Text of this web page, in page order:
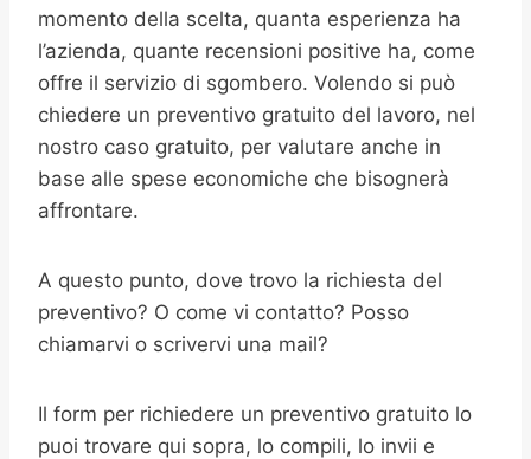
momento della scelta, quanta esperienza ha
l’azienda, quante recensioni positive ha, come
offre il servizio di sgombero. Volendo si può
chiedere un preventivo gratuito del lavoro, nel
nostro caso gratuito, per valutare anche in
base alle spese economiche che bisognerà
affrontare.
A questo punto, dove trovo la richiesta del
preventivo? O come vi contatto? Posso
chiamarvi o scrivervi una mail?
Il form per richiedere un preventivo gratuito lo
puoi trovare qui sopra, lo compili, lo invii e